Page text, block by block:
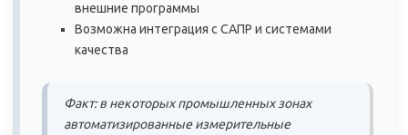
внешние программы
Возможна интеграция с САПР и системами
качества
Факт: в некоторых промышленных зонах
автоматизированные измерительные